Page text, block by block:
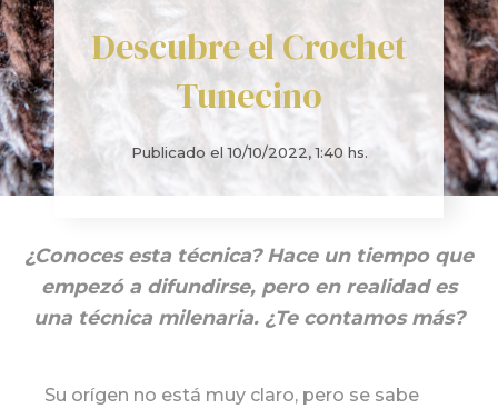
Descubre el Crochet
Tunecino
Publicado el10/10/2022, 1:40 hs.
¿Conoces esta técnica? Hace un tiempo que
empezó a difundirse, pero en realidad es
una técnica milenaria. ¿Te contamos más?
Su orígen no está muy claro, pero se sabe